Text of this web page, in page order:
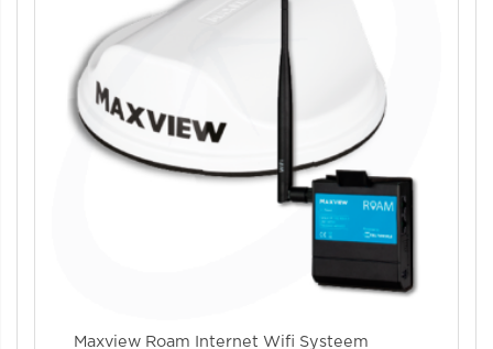
Maxview Roam Internet Wifi Systeem